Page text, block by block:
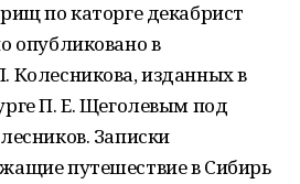
по каторге декабрист
опубликовано в
Колесникова, изданных в
П. Е. Щеголевым под
Записки
путешествие в Сибирь